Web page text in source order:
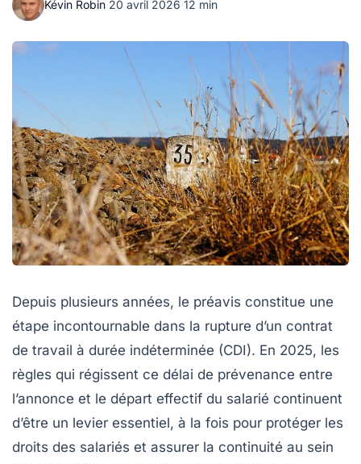
Kévin Robin·20 avril 2026·12 min
Depuis plusieurs années, le préavis constitue une
étape incontournable dans la rupture d’un contrat
de travail à durée indéterminée (CDI). En 2025, les
règles qui régissent ce délai de prévenance entre
l’annonce et le départ effectif du salarié continuent
d’être un levier essentiel, à la fois pour protéger les
droits des salariés et assurer la continuité au sein